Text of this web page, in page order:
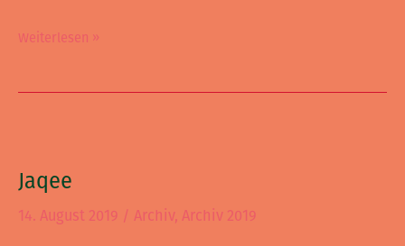
Weiterlesen »
Jaqee
14. August 2019 / Archiv, Archiv 2019